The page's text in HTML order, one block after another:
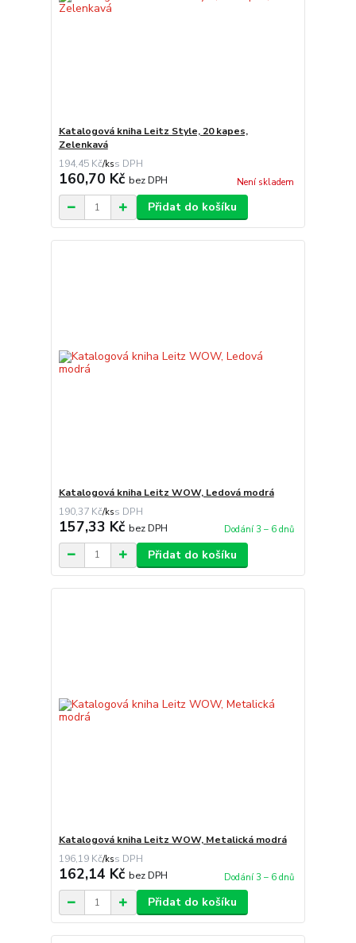
Katalogová kniha Leitz Style, 20 kapes,
Zelenkavá
194,45 Kč/ks
160,70 Kč bez DPH Není skladem
Přidat do košíku
Katalogová kniha Leitz WOW, Ledová modrá
190,37 Kč/ks
157,33 Kč bez DPH Dodání 3 – 6 dnů
Přidat do košíku
Katalogová kniha Leitz WOW, Metalická modrá
196,19 Kč/ks
162,14 Kč bez DPH Dodání 3 – 6 dnů
Přidat do košíku